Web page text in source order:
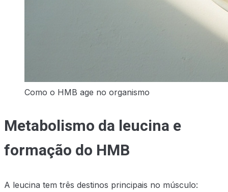
Como o HMB age no organismo
Metabolismo da leucina e
formação do HMB
A leucina tem três destinos principais no músculo: